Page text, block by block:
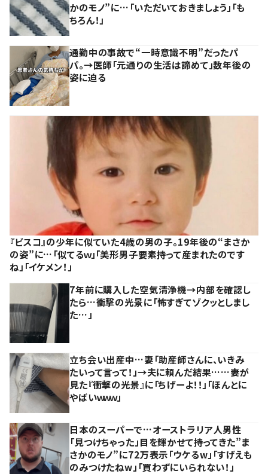
かのモノ”に…「いただいておきましょう」「も
ちろん！」
通勤中の事故で“一時意識不明”だったパ
パ。→医師「元通りの生活は諦めて」数年後の
姿に迫る
『ビスコ』の少年に似ていた4歳の男の子。19年後の“まさか
の姿”に…「似てるｗ」「美形男子要素持って産まれたのです
ね」「イケメン！」
7年前に購入した空気清浄機→内部を確認し
たら…衝撃の光景に「怖すぎてゾクッとしまし
た…」
立ち会い出産中…妻「助産師さんに、いきみ
たいって言って！」→夫に頼んだ結果……妻が
見た『衝撃の光景』に「ちげーよ！！」「ほんとに
やばいｗｗｗ」
日本のスーパーで…オーストラリア人男性
「見つけちゃった」目を輝かせて持ってきた”ま
さかのモノ”に72万表示「ウケるw」「すげえも
のみつけたねw」「買わずにいられない！」